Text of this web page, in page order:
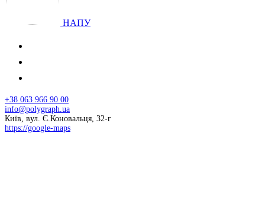
НАПУ
+38 063 966 90 00
info@polygraph.ua
Київ, вул. Є.Коновальця, 32-г
https://google-maps